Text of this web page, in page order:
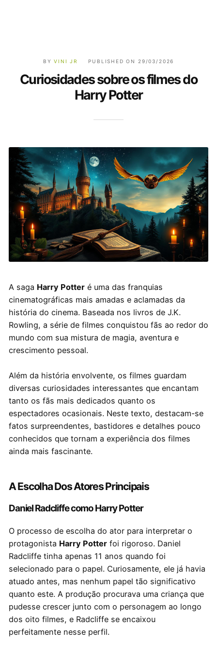
BYVINI JR PUBLISHED ON 29/03/2026
Curiosidades sobre os filmes do
Harry Potter
A saga Harry Potteré uma das franquias
cinematográficas mais amadas e aclamadas da
história do cinema. Baseada nos livros de J.K.
Rowling, a série de filmes conquistou fãs ao redor do
mundo com sua mistura de magia, aventura e
crescimento pessoal.
Além da história envolvente, os filmes guardam
diversas curiosidades interessantes que encantam
tanto os fãs mais dedicados quanto os
espectadores ocasionais. Neste texto, destacam-se
fatos surpreendentes, bastidores e detalhes pouco
conhecidos que tornam a experiência dos filmes
ainda mais fascinante.
A Escolha Dos Atores Principais
Daniel Radcliffe como Harry Potter
O processo de escolha do ator para interpretar o
protagonista Harry Potterfoi rigoroso. Daniel
Radcliffe tinha apenas 11 anos quando foi
selecionado para o papel. Curiosamente, ele já havia
atuado antes, mas nenhum papel tão significativo
quanto este. A produção procurava uma criança que
pudesse crescer junto com o personagem ao longo
dos oito filmes, e Radcliffe se encaixou
perfeitamente nesse perfil.